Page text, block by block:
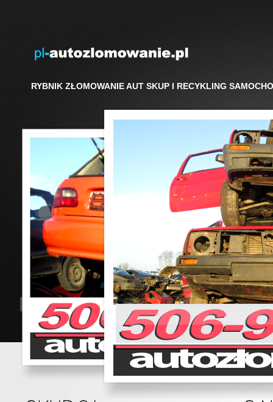
RYBNIK ZŁOMOWANIE AUT SKUP I RECYKLING